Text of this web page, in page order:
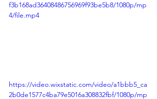
f3b168ad36408486756969f93be5b8/1080p/mp
4/file.mp4
https://video.wixstatic.com/video/a1bbb5_ca
2b0de1577c4ba79e5016a308832fbf/1080p/mp